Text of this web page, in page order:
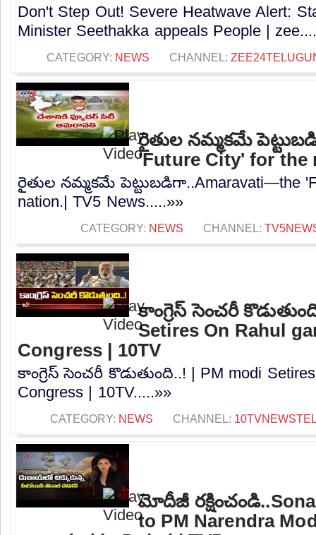
Don't Step Out! Severe Heatwave Alert:
Minister Seethakka appeals People |
CATEGORY: NEWS CHANNEL:
రైతుల నమ్మకమే
'Future City' for the
రైతుల నమ్మకమే పెట్టుబడిగా..Amaravati—the
nation.| TV5 News.....»»
CATEGORY: NEWS CHANNEL:
కాంగ్రెస్ సెంచరీ
Setires On Rahul
Congress | 10TV
కాంగ్రెస్ సెంచరీ కొడుతుంది..! | PM modi
Congress | 10TV.....»»
CATEGORY: NEWS CHANNEL:
మోదీజీ
to PM Narendra